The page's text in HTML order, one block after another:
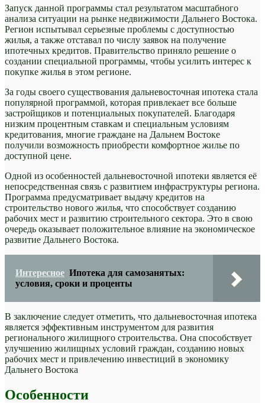
Запуск данной программы стал результатом масштабного
анализа ситуации на рынке недвижимости Дальнего Востока.
Регион испытывал серьезные проблемы с доступностью
жилья, а также отставал по числу заявок на получение
ипотечных кредитов. Правительство приняло решение о
создании специальной программы, чтобы усилить интерес к
покупке жилья в этом регионе.
За годы своего существования дальневосточная ипотека стала
популярной программой, которая привлекает все больше
застройщиков и потенциальных покупателей. Благодаря
низким процентным ставкам и специальным условиям
кредитования, многие граждане на Дальнем Востоке
получили возможность приобрести комфортное жилье по
доступной цене.
Одной из особенностей дальневосточной ипотеки является её
непосредственная связь с развитием инфраструктуры региона.
Программа предусматривает выдачу кредитов на
строительство нового жилья, что способствует созданию
рабочих мест и развитию строительного сектора. Это в свою
очередь оказывает положительное влияние на экономическое
развитие Дальнего Востока.
Интересное Ипотека для самозанятых:
условия, сроки и проценты
В заключение следует отметить, что дальневосточная ипотека
является эффективным инструментом для развития
регионального жилищного строительства. Она способствует
улучшению жилищных условий граждан, созданию новых
рабочих мест и привлечению инвестиций в экономику
Дальнего Востока
Особенности